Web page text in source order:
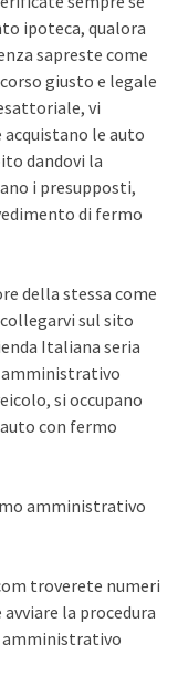
ipoteca, qualora
sapreste come
giusto e legale
vi
le auto
dandovi la
i presupposti,
di fermo
della stessa come
sul sito
Italiana seria
amministrativo
si occupano
con fermo
amministrativo
troverete numeri
la procedura
amministrativo